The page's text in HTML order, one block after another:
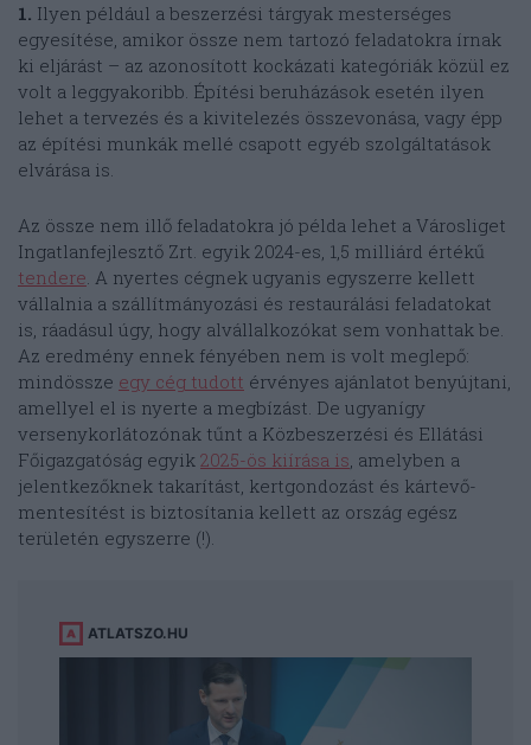
1. Ilyen például a beszerzési tárgyak mesterséges
egyesítése, amikor össze nem tartozó feladatokra írnak
ki eljárást – az azonosított kockázati kategóriák közül ez
volt a leggyakoribb. Építési beruházások esetén ilyen
lehet a tervezés és a kivitelezés összevonása, vagy épp
az építési munkák mellé csapott egyéb szolgáltatások
elvárása is.
Az össze nem illő feladatokra jó példa lehet a Városliget
Ingatlanfejlesztő Zrt. egyik 2024-es, 1,5 milliárd értékű
tendere. A nyertes cégnek ugyanis egyszerre kellett
vállalnia a szállítmányozási és restaurálási feladatokat
is, ráadásul úgy, hogy alvállalkozókat sem vonhattak be.
Az eredmény ennek fényében nem is volt meglepő:
mindössze egy cég tudott érvényes ajánlatot benyújtani,
amellyel el is nyerte a megbízást. De ugyanígy
versenykorlátozónak tűnt a Közbeszerzési és Ellátási
Főigazgatóság egyik 2025-ös kiírása is, amelyben a
jelentkezőknek takarítást, kertgondozást és kártevő-
mentesítést is biztosítania kellett az ország egész
területén egyszerre (!).